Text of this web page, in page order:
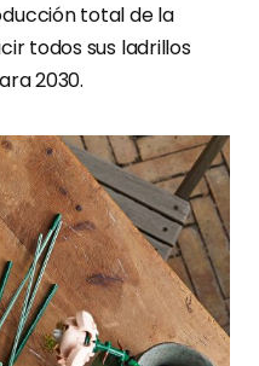
total de la
todos sus ladrillos
2030.